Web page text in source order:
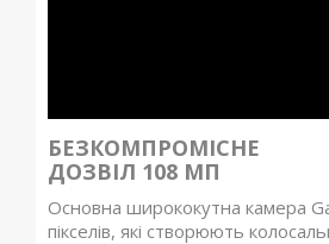
БЕЗКОМПРОМІСНЕ
ДОЗВІЛ 108 МП
Основна ширококутна камера
пікселів, які створюють